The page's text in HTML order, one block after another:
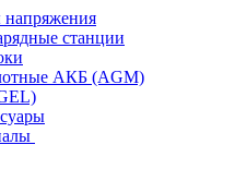
напряжения
станции
АКБ (AGM)